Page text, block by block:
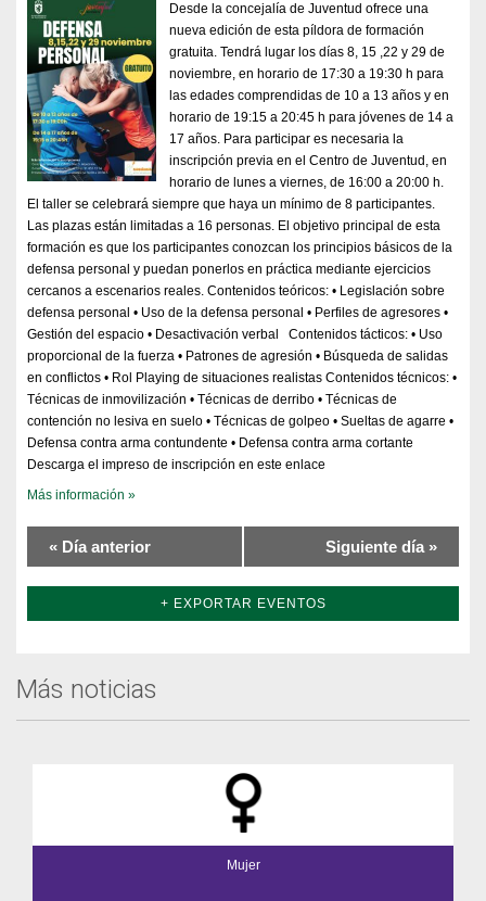
Desde la concejalía de Juventud ofrece una
nueva edición de esta píldora de formación
gratuita. Tendrá lugar los días 8, 15 ,22 y 29 de
noviembre, en horario de 17:30 a 19:30 h para
las edades comprendidas de 10 a 13 años y en
horario de 19:15 a 20:45 h para jóvenes de 14 a
17 años. Para participar es necesaria la
inscripción previa en el Centro de Juventud, en
horario de lunes a viernes, de 16:00 a 20:00 h.
El taller se celebrará siempre que haya un mínimo de 8 participantes.
Las plazas están limitadas a 16 personas. El objetivo principal de esta
formación es que los participantes conozcan los principios básicos de la
defensa personal y puedan ponerlos en práctica mediante ejercicios
cercanos a escenarios reales. Contenidos teóricos: • Legislación sobre
defensa personal • Uso de la defensa personal • Perfiles de agresores •
Gestión del espacio • Desactivación verbal Contenidos tácticos: • Uso
proporcional de la fuerza • Patrones de agresión • Búsqueda de salidas
en conflictos • Rol Playing de situaciones realistas Contenidos técnicos: •
Técnicas de inmovilización • Técnicas de derribo • Técnicas de
contención no lesiva en suelo • Técnicas de golpeo • Sueltas de agarre •
Defensa contra arma contundente • Defensa contra arma cortante
Descarga el impreso de inscripción en este enlace
Más información »
« Día anterior Siguiente día »
+ EXPORTAR EVENTOS
Más noticias
Mujer